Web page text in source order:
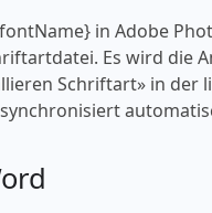
in Adobe
Es wird die
Schriftart» in der